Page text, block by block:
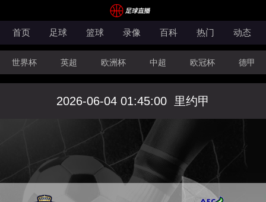
首页 足球 篮球 录像 百科 热门 动态
世界杯 英超 欧洲杯 中超 欧冠杯 德甲
CBA FIBA洲际杯
2026-06-04 01:45:00 里约甲